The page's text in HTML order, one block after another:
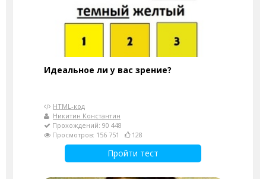
Идеальное ли у вас зрение?
HTML-код
Никитин Константин
Прохождений: 90 448
Просмотров: 156 751
128
Пройти тест